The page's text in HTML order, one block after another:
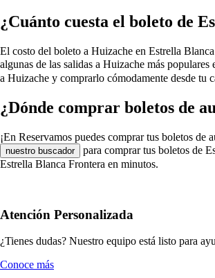
¿Cuánto cuesta el boleto de
El costo del boleto a Huizache en Estrella
algunas de las salidas a Huizache más
a Huizache y comprarlo cómodamente desde tu
¿Dónde comprar boletos de
¡En Reservamos puedes comprar tus boletos
nuestro buscador
para comprar tus boletos de
Estrella Blanca Frontera en minutos.
Atención Personalizada
¿Tienes dudas? Nuestro equipo está listo para
Conoce más